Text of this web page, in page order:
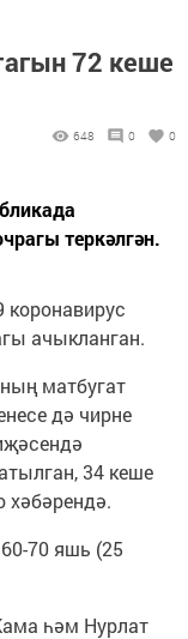
72 кеше
648 0 0
теркәлгән.
коронавирус
ачыкланган.
матбугат
дә чирне
34 кеше
хәбәрендә.
70 яшь (25
һәм Нурлат